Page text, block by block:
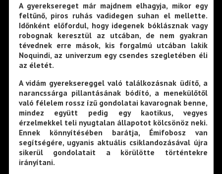
A gyereksereget már majdnem elhagyja, mikor egy
feltűnő, piros ruhás vadidegen suhan el mellette.
Időnként előfordul, hogy idegenek bóklásznak vagy
robognak keresztül az utcában, de nem gyakran
tévednek erre mások, kis forgalmú utcában lakik
Noquindi, az univerzum egy csendes szegletében éli
az életét.
A vidám gyereksereggel való találkozásnak üdítő, a
narancssárga pillantásának bódító, a menekülőtől
való félelem rossz ízű gondolatai kavarognak benne,
mindez együtt pedig egy kaotikus, vegyes
érzelmekkel teli nyugtalan állapotot kölcsönöz neki.
Ennek könnyítésében barátja, Émifobosz van
segítségére, ugyanis aktuális csiklandozásával újra
sikerül gondolatait a körülötte történtekre
irányítani.